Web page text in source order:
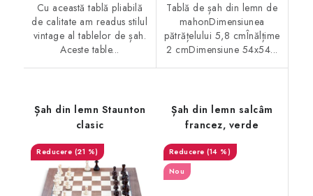
Cu această tablă pliabilă
de calitate am readus stilul
vintage al tablelor de șah.
Aceste table...
Tablă de șah din lemn de
mahonDimensiunea
pătrățelului 5,8 cmÎnălțime
2 cmDimensiune 54x54...
Șah din lemn Staunton
clasic
(21 %)
Șah din lemn salcâm
francez, verde
(14 %)
Nou